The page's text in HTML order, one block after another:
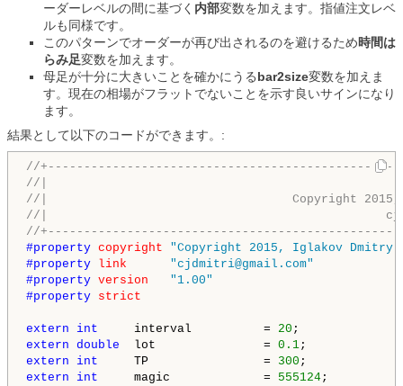
ーダーレベルの間に基づく 内部変数を加えます。指値注文レベ
ルも同様です。
このパターンでオーダーが再び出されるのを避けるため時間は
らみ足変数を加えます。
母足が十分に大きいことを確かにうるbar2size変数を加えま
す。現在の相場がフラットでないことを示す良いサインになり
ます。
結果として以下のコードができます。:
//
//|
//|                                  Copyright
//|
//
#property copyright
"Copyright 2015, Iglakov
#property link
"cjdmitri@gmail.com"
#property version
"1.00"
#property strict
extern int interval          = 20
extern double lot               = 0.1
extern
int TP                = 300
extern
int magic             = 555124